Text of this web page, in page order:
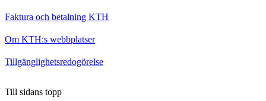
Faktura och betalning KTH
Om KTH:s webbplatser
Tillgänglighetsredogörelse
Till sidans topp